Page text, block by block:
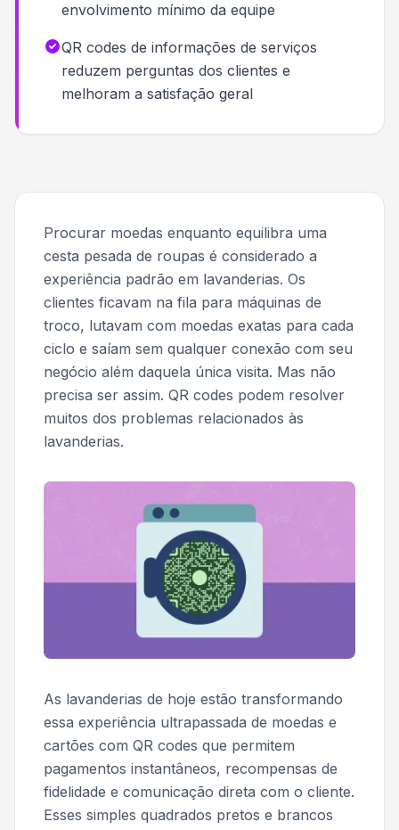
envolvimento mínimo da equipe
QR codes de informações de serviços
reduzem perguntas dos clientes e
melhoram a satisfação geral
Procurar moedas enquanto equilibra uma
cesta pesada de roupas é considerado a
experiência padrão em lavanderias. Os
clientes ficavam na fila para máquinas de
troco, lutavam com moedas exatas para cada
ciclo e saíam sem qualquer conexão com seu
negócio além daquela única visita. Mas não
precisa ser assim. QR codes podem resolver
muitos dos problemas relacionados às
lavanderias.
As lavanderias de hoje estão transformando
essa experiência ultrapassada de moedas e
cartões com QR codes que permitem
pagamentos instantâneos, recompensas de
fidelidade e comunicação direta com o cliente.
Esses simples quadrados pretos e brancos